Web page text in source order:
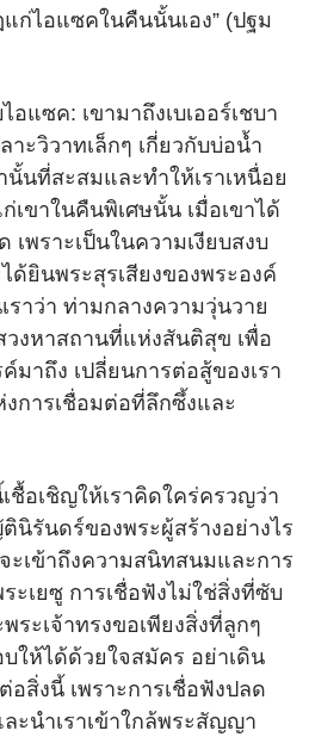
ก่ไอแซคในคืนนั้นเอง” (ปฐม
แซค: เขามาถึงเบเออร์เชบา
ะวิวาทเล็กๆ เกี่ยวกับบ่อน้ำ
นั้นที่สะสมและทำให้เราเหนื่อย
เขาในคืนพิเศษนั้น เมื่อเขาได้
พราะเป็นในความเงียบสงบ
ยินพระสุรเสียงของพระองค์
ราว่า ท่ามกลางความวุ่นวาย
วงหาสถานที่แห่งสันติสุข เพื่อ
มาถึง เปลี่ยนการต่อสู้ของเรา
งการเชื่อมต่อที่ลึกซึ้งและ
ชื้อเชิญให้เราคิดใคร่ครวญว่า
นิรันดร์ของพระผู้สร้างอย่างไร
จะเข้าถึงความสนิทสนมและการ
ะเยซู การเชื่อฟังไม่ใช่สิ่งที่ซับ
ระเจ้าทรงขอเพียงสิ่งที่ลูกๆ
ให้ได้ด้วยใจสมัคร อย่าเดิน
อสิ่งนี้ เพราะการเชื่อฟังปลด
ะนำเราเข้าใกล้พระสัญญา